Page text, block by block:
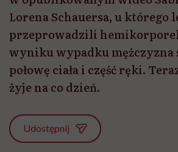
Lorena Schauersa, u którego
przeprowadzili
wyniku wypadku mężczyzna
połowę ciała i część ręki.
żyje na co dzień.
Udostępnij